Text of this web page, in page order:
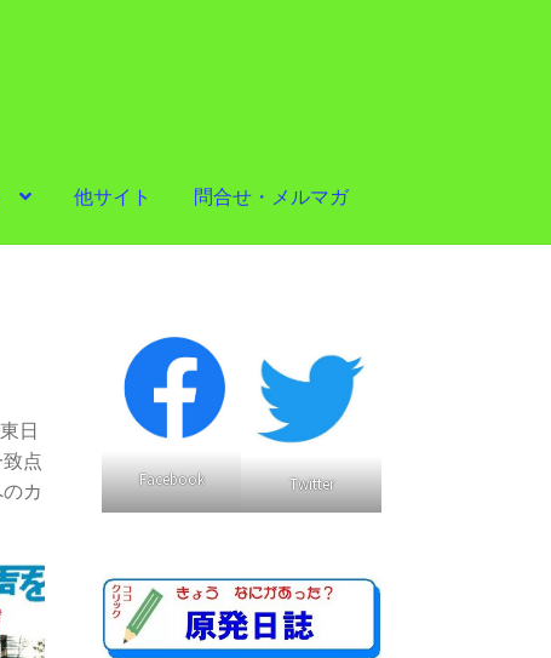
他サイト 問合せ・メルマガ
日
点
カ
Facebook Twitter